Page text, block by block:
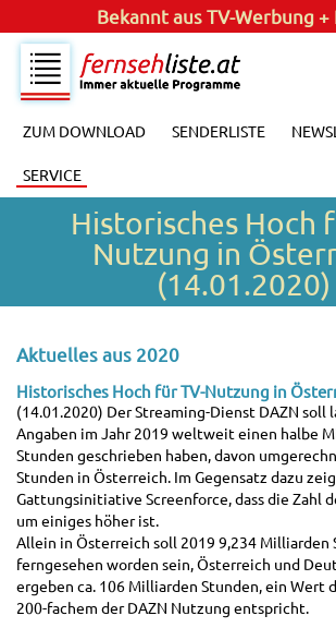
Bekannt ausTV-Werbung +
ZUM DOWNLOAD SENDERLISTE
SERVICE
Historisches Hoch
Nutzung in
(14.01.2020)
Aktuelles aus 2020
Historisches Hoch für TV-Nutzung in
(14.01.2020) Der Streaming-Dienst DAZN soll
Angaben im Jahr 2019 weltweit einen halbe
Stunden geschrieben haben, davon
Stunden in Österreich. Im Gegensatz dazu
Gattungsinitiative Screenforce, dass die Zahl
um einiges höher ist.
Allein in Österreich soll 2019 9,234 Milliarden
ferngesehen worden sein, Österreich und
ergeben ca. 106 Milliarden Stunden, ein Wert
200-fachem der DAZN Nutzung entspricht.